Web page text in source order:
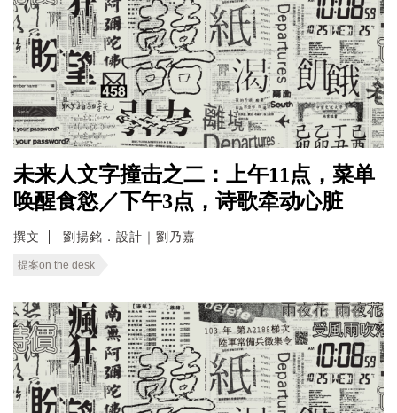
未来人文字撞击之二：上午11点，菜单
唤醒食慾／下午3点，诗歌牵动心脏
撰文 劉揚銘．設計｜劉乃嘉
提案on the desk